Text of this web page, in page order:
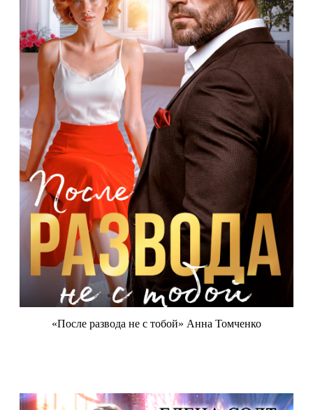
«После развода не с тобой» Анна Томченко